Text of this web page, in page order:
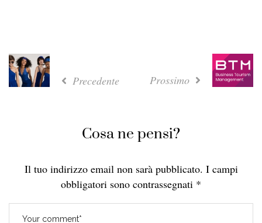
Precedente Prossimo
Cosa ne pensi?
Il tuo indirizzo email non sarà pubblicato. I campi
obbligatori sono contrassegnati *